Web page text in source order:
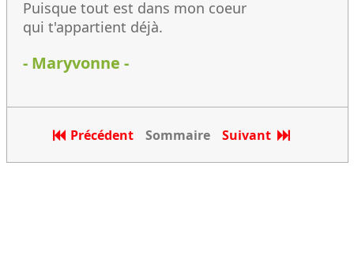
Puisque tout est dans mon coeur
qui t'appartient déjà.
- Maryvonne -
Précédent Sommaire Suivant